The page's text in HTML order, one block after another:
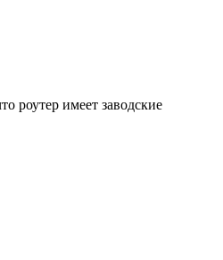
роутер имеет заводские